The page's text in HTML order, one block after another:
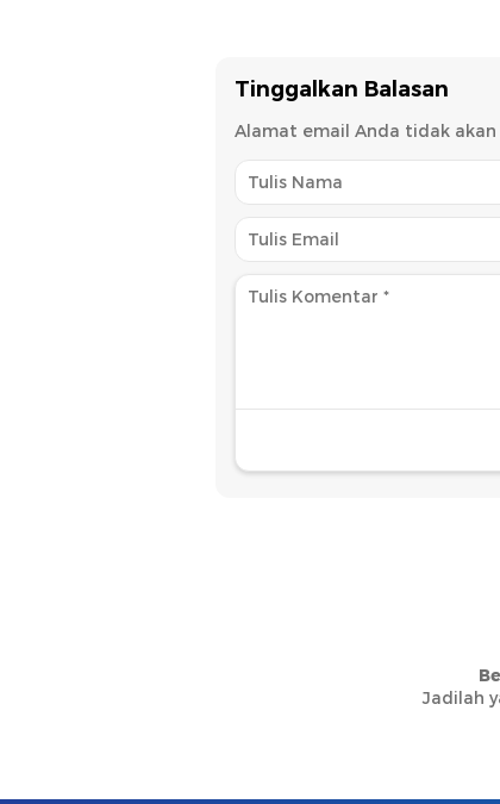
Tinggalkan Balasan
Alamat email Anda tidak akan
Jadilah